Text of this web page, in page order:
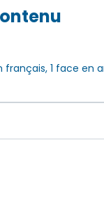
1 face en